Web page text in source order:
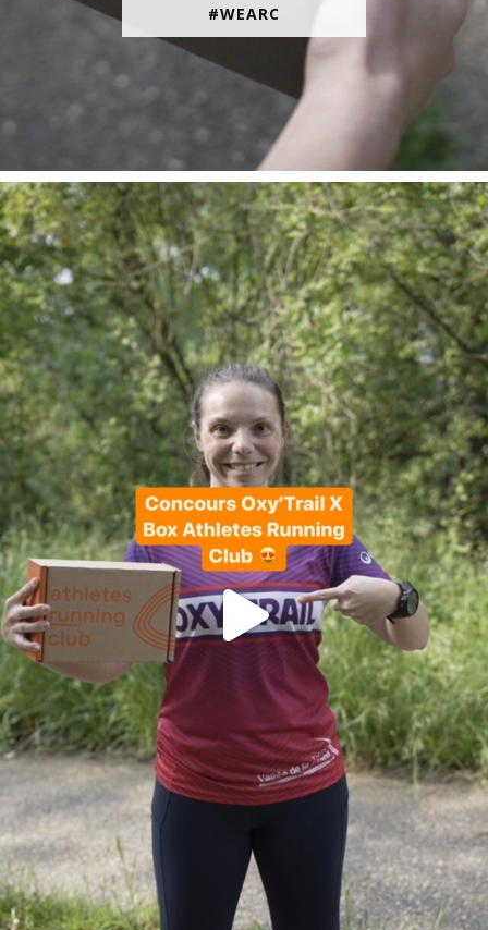
#WEARC
En juin, on te motive à courir encore